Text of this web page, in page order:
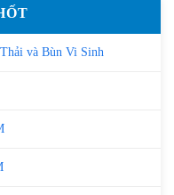
và Bùn Vi Sinh